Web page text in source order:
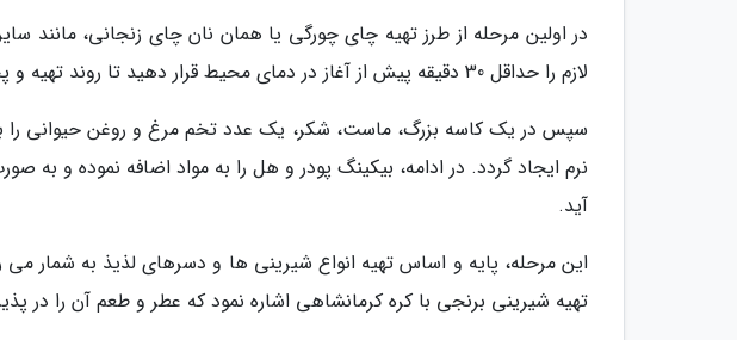
در اولین مرحله از طرز تهیه چای چورگی یا همان نان چای زنجانی، مانند
لازم را حداقل 30 دقیقه پیش از آغاز در دمای محیط قرار دهید تا روند تهیه و پخت به خوبی انجام گردد.
سپس در یک کاسه بزرگ، ماست، شکر، یک عدد تخم مرغ و روغن حیوانی را
نرم ایجاد گردد. در ادامه، بیکینگ پودر و هل را به مواد اضافه نموده و
آید.
این مرحله، پایه و اساس تهیه انواع شیرینی ها و دسرهای لذیذ به شمار
تهیه شیرینی برنجی با کره کرمانشاهی اشاره نمود که عطر و طعم آن را در